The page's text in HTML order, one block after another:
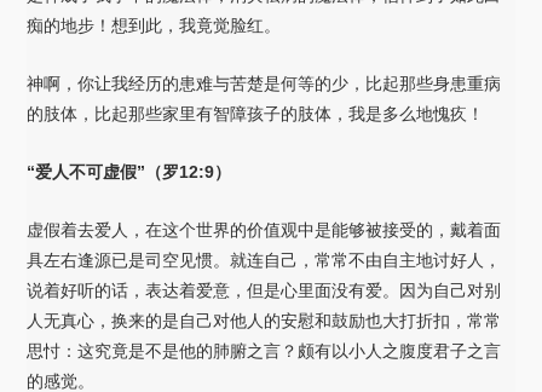
痴的地步！想到此，我竟觉脸红。
神啊，你让我经历的患难与苦楚是何等的少，比起那些身患重病
的肢体，比起那些家里有智障孩子的肢体，我是多么地愧疚！
“爱人不可虚假”（罗12:9）
虚假着去爱人，在这个世界的价值观中是能够被接受的，戴着面
具左右逢源已是司空见惯。就连自己，常常不由自主地讨好人，
说着好听的话，表达着爱意，但是心里面没有爱。因为自己对别
人无真心，换来的是自己对他人的安慰和鼓励也大打折扣，常常
思忖：这究竟是不是他的肺腑之言？颇有以小人之腹度君子之言
的感觉。